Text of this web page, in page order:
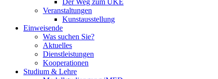
Der Weg zum UKE
Veranstaltungen
Kunstausstellung
Einweisende
Was suchen Sie?
Aktuelles
Dienstleistungen
Kooperationen
Studium & Lehre